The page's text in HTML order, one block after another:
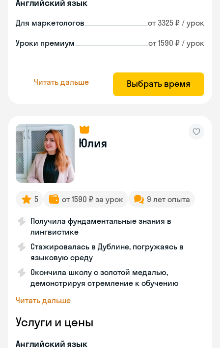
Английский язык
Для маркетологов от 3325 ₽ / урок
Уроки премиум от 1590 ₽ / урок
Читать дальше Выбрать время
Юлия
5 от 1590 ₽ за урок 9 лет опыта
Получила фундаментальные знания в
лингвистике
Стажировалась в Дублине, погружаясь в
языковую среду
Окончила школу с золотой медалью,
демонстрируя стремление к обучению
Читать дальше
Услуги и цены
Английский язык